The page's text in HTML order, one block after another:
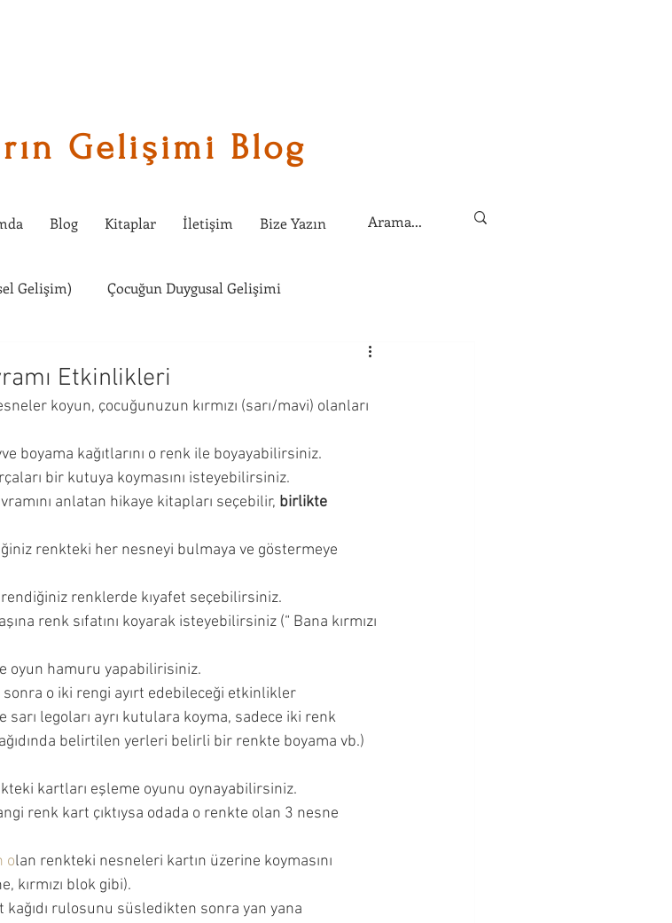
Gelişimi Blog
Blog Kitaplar İletişim Bize Yazın
Gelişim) Çocuğun Duygusal Gelişimi
Okuyucu Soruları ve Cevapları
Etkinlikleri
koyun, çocuğunuzun kırmızı (sarı/mavi) olanları
boyama kağıtlarını o renk ile boyayabilirsiniz.
bir kutuya koymasını isteyebilirsiniz.
anlatan hikaye kitapları seçebilir, birlikte
renkteki her nesneyi bulmaya ve göstermeye
renklerde kıyafet seçebilirsiniz.
renk sıfatını koyarak isteyebilirsiniz (“ Bana kırmızı
oyun hamuru yapabilirisiniz.
o iki rengi ayırt edebileceği etkinlikler
legoları ayrı kutulara koyma, sadece iki renk
belirtilen yerleri belirli bir renkte boyama vb.)
kartları eşleme oyunu oynayabilirsiniz.
renk kart çıktıysa odada o renkte olan 3 nesne
olan renkteki nesneleri kartın üzerine koymasını
kırmızı blok gibi).
rulosunu süsledikten sonra yan yana